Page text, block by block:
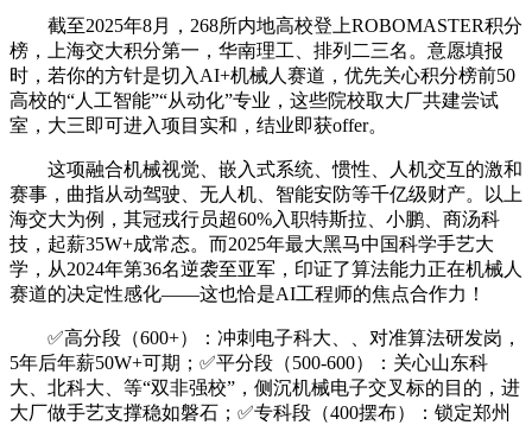
截至2025年8月，268所内地高校登上ROBOMASTER积分
榜，上海交大积分第一，华南理工、排列二三名。意愿填报
时，若你的方针是切入AI+机械人赛道，优先关心积分榜前50
高校的“人工智能”“从动化”专业，这些院校取大厂共建尝试
室，大三即可进入项目实和，结业即获offer。
这项融合机械视觉、嵌入式系统、惯性、人机交互的激和
赛事，曲指从动驾驶、无人机、智能安防等千亿级财产。以上
海交大为例，其冠戎行员超60%入职特斯拉、小鹏、商汤科
技，起薪35W+成常态。而2025年最大黑马中国科学手艺大
学，从2024年第36名逆袭至亚军，印证了算法能力正在机械人
赛道的决定性感化——这也恰是AI工程师的焦点合作力！
✅高分段（600+）：冲刺电子科大、、对准算法研发岗，
5年后年薪50W+可期；✅平分段（500-600）：关心山东科
大、北科大、等“双非强校”，侧沉机械电子交叉标的目的，进
大厂做手艺支撑稳如磐石；✅专科段（400摆布）：锁定郑州